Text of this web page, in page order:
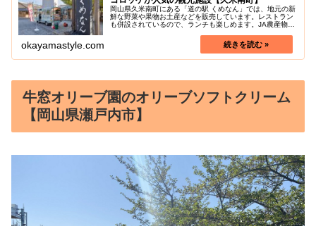
岡山県久米南町にある「道の駅 くめなん」では、地元の新
鮮な野菜や果物お土産などを販売しています。レストラン
も併設されているので、ランチも楽しめます。JA農産物直
okayamastyle.com
牛窓オリーブ園のオリーブソフトクリーム
【岡山県瀬戸内市】